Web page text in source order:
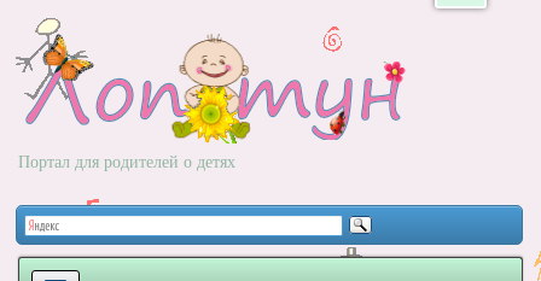
Портал для родителей о детях